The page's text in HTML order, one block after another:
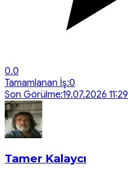
0.0
Tamamlanan İş:0
Son Görülme:19.07.2026 11:29
Tamer Kalaycı